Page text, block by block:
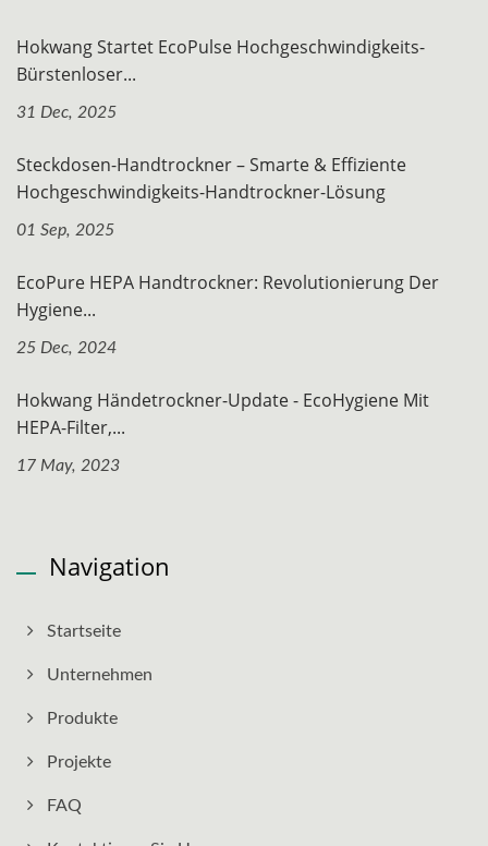
Hokwang Startet EcoPulse Hochgeschwindigkeits-
Bürstenloser...
31 Dec, 2025
Steckdosen-Handtrockner – Smarte & Effiziente
Hochgeschwindigkeits-Handtrockner-Lösung
01 Sep, 2025
EcoPure HEPA Handtrockner: Revolutionierung Der
Hygiene...
25 Dec, 2024
Hokwang Händetrockner-Update - EcoHygiene Mit
HEPA-Filter,...
17 May, 2023
Navigation
Startseite
Unternehmen
Produkte
Projekte
FAQ